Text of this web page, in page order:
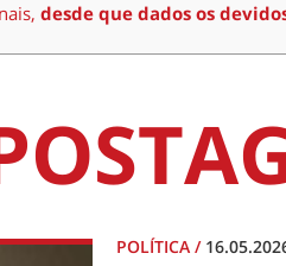
desde que dados os
POLÍTICA /